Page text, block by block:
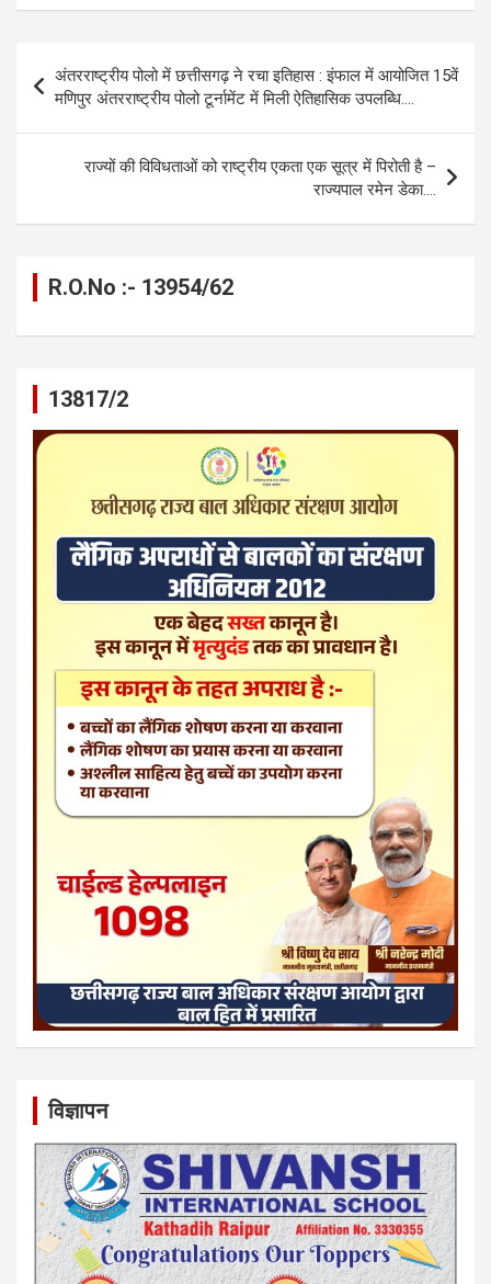
ce
o
o
k
se
n
g
er
at
s
A
p
p
e
a
m
ail py
n
k
ar
navigation
अंतरराष्ट्रीय पोलो में छत्तीसगढ़ ने रचा इतिहास : इंफाल में आयोजित 15वें
मणिपुर अंतरराष्ट्रीय पोलो टूर्नामेंट में मिली ऐतिहासिक उपलब्धि….
राज्यों की विविधताओं को राष्ट्रीय एकता एक सूत्र में पिरोती है –
राज्यपाल रमेन डेका….
R.O.No :- 13954/62
13817/2
विज्ञापन